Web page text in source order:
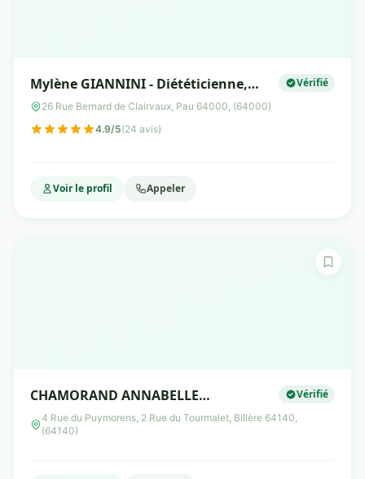
Mylène GIANNINI - Diététicienne,
Nutritionniste - Pau, Pyrénées-
Atlantiques
Vérifié
26 Rue Bernard de Clairvaux, Pau 64000, (64000)
4.9/5(24 avis)
Voir le profil Appeler
CHAMORAND ANNABELLE
Diététicienne-Nutritionniste-
Tabacologue
Vérifié
4 Rue du Puymorens, 2 Rue du Tourmalet, Billère 64140,
(64140)